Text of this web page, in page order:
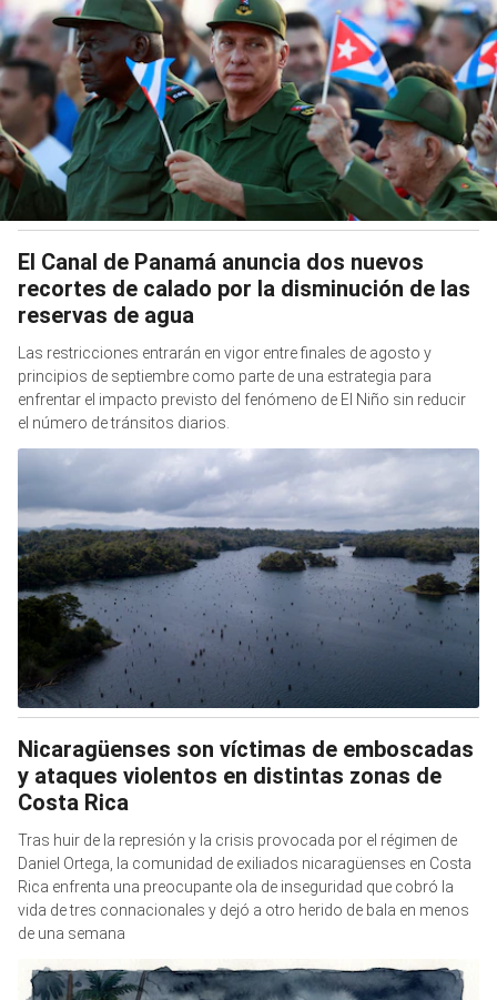
El Canal de Panamá anuncia dos nuevos
recortes de calado por la disminución de las
reservas de agua
Las restricciones entrarán en vigor entre finales de agosto y
principios de septiembre como parte de una estrategia para
enfrentar el impacto previsto del fenómeno de El Niño sin reducir
el número de tránsitos diarios.
Nicaragüenses son víctimas de emboscadas
y ataques violentos en distintas zonas de
Costa Rica
Tras huir de la represión y la crisis provocada por el régimen de
Daniel Ortega, la comunidad de exiliados nicaragüenses en Costa
Rica enfrenta una preocupante ola de inseguridad que cobró la
vida de tres connacionales y dejó a otro herido de bala en menos
de una semana